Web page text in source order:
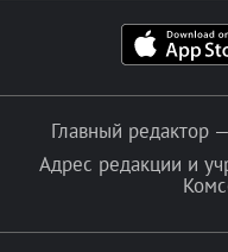
Главный редактор
Адрес редакции и